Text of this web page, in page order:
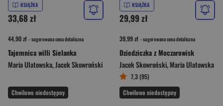
KSIĄŻKA
33,68 zł
44,90 zł - sugerowana cena detaliczna
Tajemnica willi Sielanka
Maria Ulatowska,Jacek Skowroński
Chwilowo niedostępny
KSIĄŻKA
29,99 zł
39,99 zł - sugerowana cena detaliczna
Dziedziczka z Moczarowisk
Jacek Skowroński,Maria Ulatowska
7,3 (95)
Chwilowo niedostępny